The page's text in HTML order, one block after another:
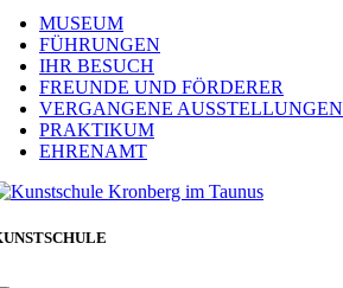
NavigationMUSEUM
FÜHRUNGEN
IHR BESUCH
FREUNDE UND FÖRDERER
VERGANGENE AUSSTELLUNGEN
PRAKTIKUM
EHRENAMT